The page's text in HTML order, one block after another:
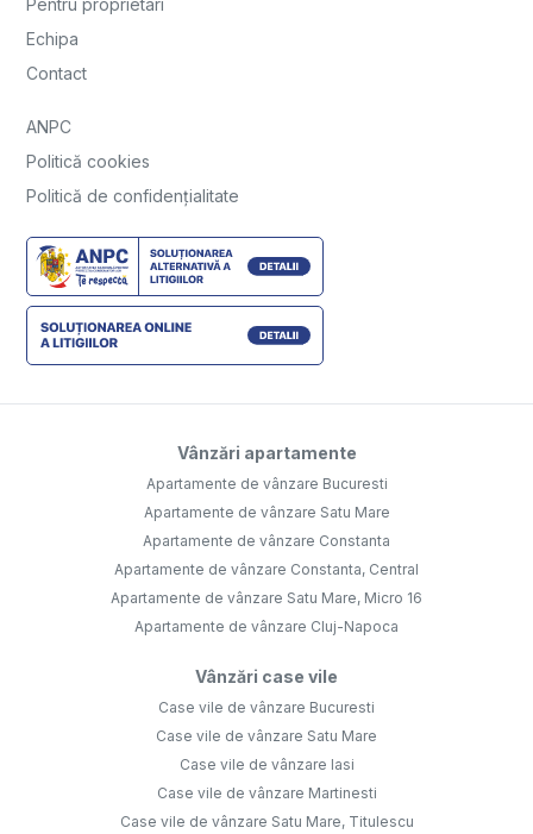
Pentru proprietari
Echipa
Contact
ANPC
Politică cookies
Politică de confidențialitate
Vânzări apartamente
Apartamente de vânzare Bucuresti
Apartamente de vânzare Satu Mare
Apartamente de vânzare Constanta
Apartamente de vânzare Constanta, Central
Apartamente de vânzare Satu Mare, Micro 16
Apartamente de vânzare Cluj-Napoca
Vânzări case vile
Case vile de vânzare Bucuresti
Case vile de vânzare Satu Mare
Case vile de vânzare Iasi
Case vile de vânzare Martinesti
Case vile de vânzare Satu Mare, Titulescu